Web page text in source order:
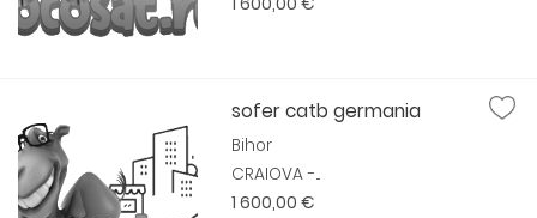
sofer catb germania
Bihor
CRAIOVA -...
1 600,00 €